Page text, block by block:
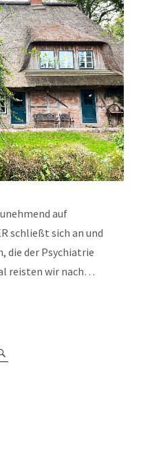
auf
schließt sich an und
die der Psychiatrie
reisten wir nach…